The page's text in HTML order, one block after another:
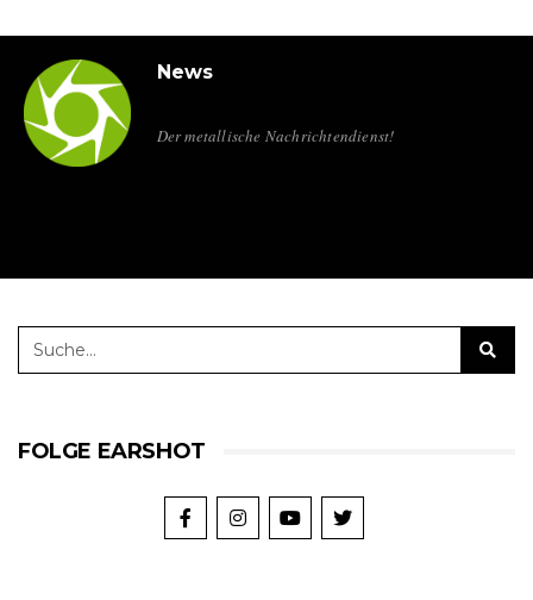
News
Der metallische Nachrichtendienst!
FOLGE EARSHOT